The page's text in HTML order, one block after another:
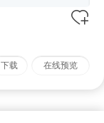
下载 在线预览